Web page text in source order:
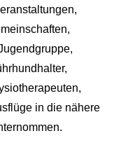
in die nähere